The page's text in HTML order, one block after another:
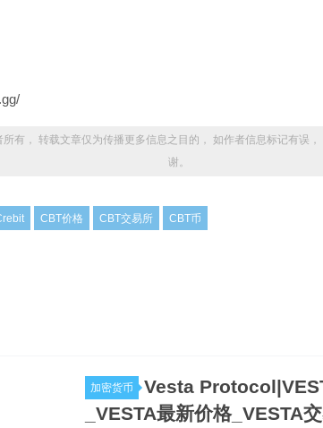
有， 转载文章仅为传播更多信息之目的， 如作者信息标记有误
谢。
CBT价格 CBT交易所 CBT币
加密货币
Vesta
_VESTA最新价格_VESTA